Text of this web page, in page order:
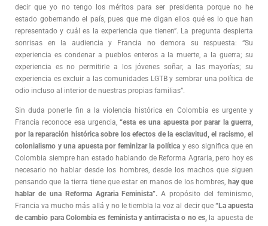
decir que yo no tengo los méritos para ser presidenta porque no he
estado gobernando el país, pues que me digan ellos qué es lo que han
representado y cuál es la experiencia que tienen”. La pregunta despierta
sonrisas en la audiencia y Francia no demora su respuesta: “Su
experiencia es condenar a pueblos enteros a la muerte, a la guerra; su
experiencia es no permitirle a los jóvenes soñar, a las mayorías; su
experiencia es excluir a las comunidades LGTB y sembrar una política de
odio incluso al interior de nuestras propias familias”.
Sin duda ponerle fin a la violencia histórica en Colombia es urgente y
Francia reconoce esa urgencia,“esta es una apuesta por parar la guerra,
por la reparación histórica sobre los efectos de la esclavitud, el racismo, el
colonialismo y una apuesta por feminizar la política y eso significa que en
Colombia siempre han estado hablando de Reforma Agraria, pero hoy es
necesario no hablar desde los hombres, desde los machos que siguen
pensando que la tierra tiene que estar en manos de los hombres, hay que
hablar de una Reforma Agraria Feminista”.A propósito del feminismo,
Francia va mucho más allá y no le tiembla la voz al decir que“La apuesta
de cambio para Colombia es feminista y antirracista o no es, la apuesta de